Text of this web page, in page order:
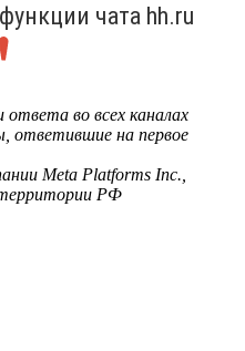
чата hh.ru
ответа во всех каналах
ответившие на первое
Meta Platforms Inc.,
территории РФ